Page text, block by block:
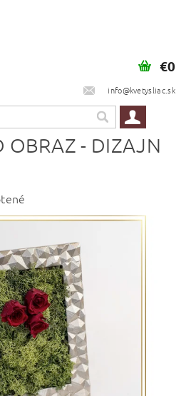
info@kvetysliac.sk
€0
OBRAZ - DIZAJN